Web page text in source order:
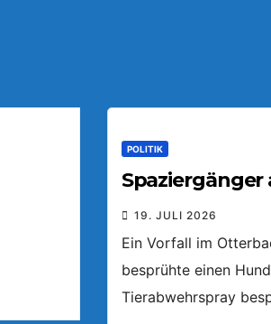
POLITIK
19. JULI 2026
Ein Vorfall im
besprühte einen
Tierabwehrspray